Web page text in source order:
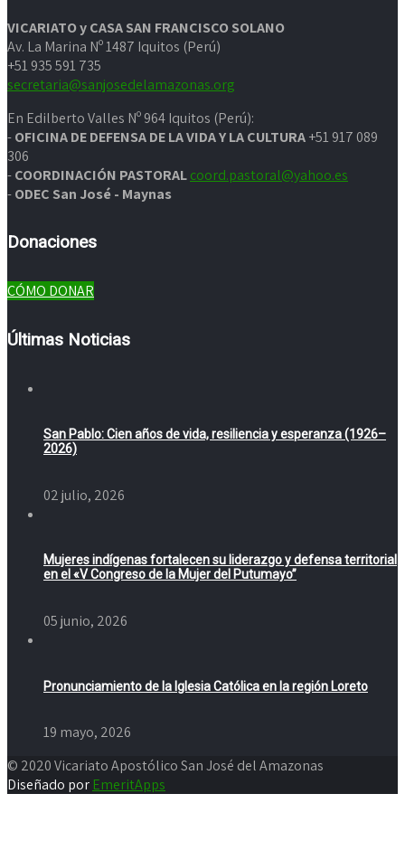
VICARIATO y CASA SAN FRANCISCO SOLANO
Av. La Marina Nº 1487 Iquitos (Perú)
+51 935 591 735
secretaria@sanjosedelamazonas.org
En Edilberto Valles Nº 964 Iquitos (Perú):
-OFICINA DE DEFENSA DE LA VIDA Y LA CULTURA+51 917 089
306
-COORDINACIÓN PASTORALcoord.pastoral@yahoo.es
-ODEC San José - Maynas
Donaciones
CÓMO DONAR
Últimas Noticias
San Pablo: Cien años de vida, resiliencia y esperanza (1926–
2026)
02 julio, 2026
Mujeres indígenas fortalecen su liderazgo y defensa territorial
en el «V Congreso de la Mujer del Putumayo”
05 junio, 2026
Pronunciamiento de la Iglesia Católica en la región Loreto
19 mayo, 2026
© 2020 Vicariato Apostólico San José del Amazonas
Diseñado por EmeritApps